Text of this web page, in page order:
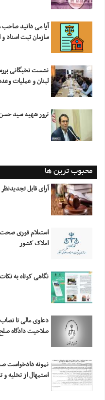
آیا می دانید
سازمان ثبت اسناد
نشست نخبگانی
لبنان و عملیات وعده صادق2 جمهوری
ترور شهید سید حسن
محبوب ترین ها
آرای قابل
استعلام فورى صحت
املاک کشور
نگاهی کوتاه به
دعاوی مالی تا
صلاحیت دادگاه
نمونه دادخواست
استمهال از تخلیه